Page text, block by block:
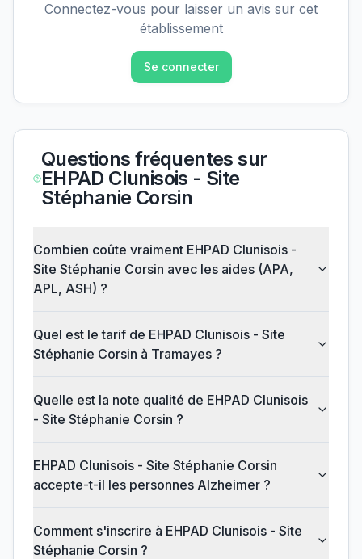
Connectez-vous pour laisser un avis sur cet
établissement
Se connecter
Questions fréquentes sur
EHPAD Clunisois - Site
Stéphanie Corsin
Combien coûte vraiment EHPAD Clunisois -
Site Stéphanie Corsin avec les aides (APA,
APL, ASH) ?
Quel est le tarif de EHPAD Clunisois - Site
Stéphanie Corsin à Tramayes ?
Quelle est la note qualité de EHPAD Clunisois
- Site Stéphanie Corsin ?
EHPAD Clunisois - Site Stéphanie Corsin
accepte-t-il les personnes Alzheimer ?
Comment s'inscrire à EHPAD Clunisois - Site
Stéphanie Corsin ?